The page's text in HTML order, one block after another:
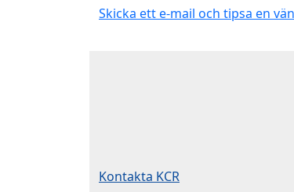
Skicka ett e-mail och tipsa en
Kontakta KCR